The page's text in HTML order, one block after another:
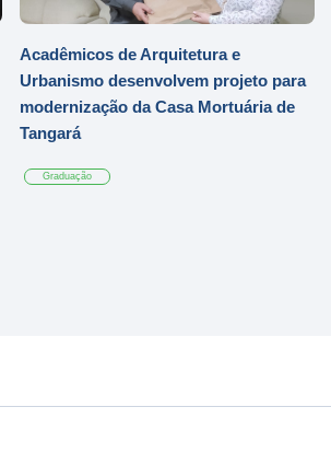
Acadêmicos de Arquitetura e
Urbanismo desenvolvem projeto para
modernização da Casa Mortuária de
Tangará
Graduação